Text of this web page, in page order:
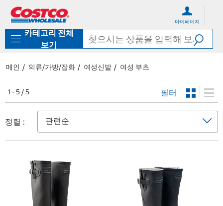
로
기
가
마이페이지
카테고리 전체
보기
메인 의류/가방/잡화 여성신발 여성 부츠
1 - 5 / 5 필터
정렬 :